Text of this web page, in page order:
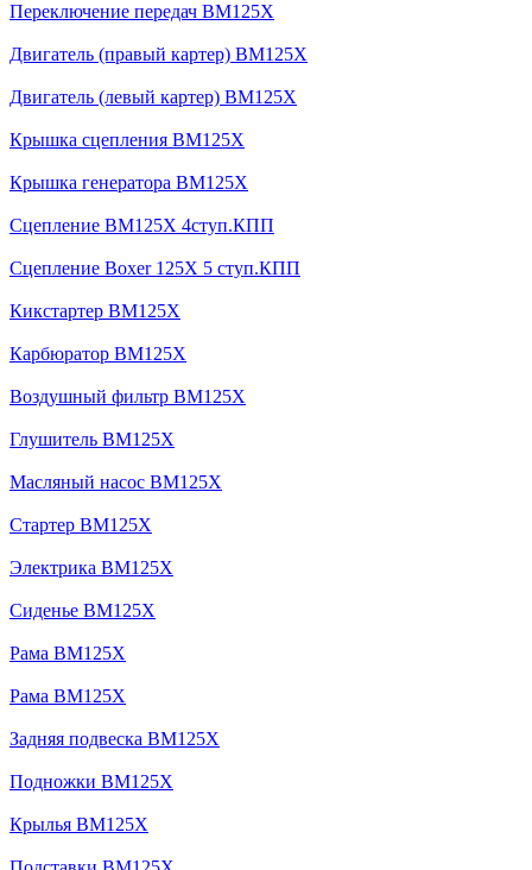
Переключение передач BM125X
Двигатель (правый картер) BM125X
Двигатель (левый картер) BM125X
Крышка сцепления BM125X
Крышка генератора BM125X
Сцепление BM125X 4ступ.КПП
Сцепление Boxer 125X 5 ступ.КПП
Кикстартер BM125X
Карбюратор BM125X
Воздушный фильтр BM125X
Глушитель BM125X
Масляный насос BM125X
Стартер BM125X
Электрика BM125X
Сиденье BM125X
Рама BM125X
Рама BM125X
Задняя подвеска BM125X
Подножки BM125X
Крылья BM125X